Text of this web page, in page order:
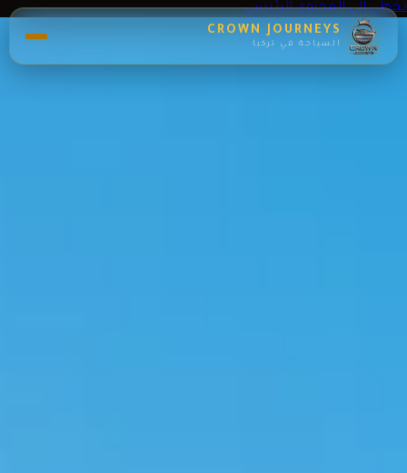
CROWN JOURNEYS
السياحة في تركيا
تخطي إلى المحتوى الرئيسي